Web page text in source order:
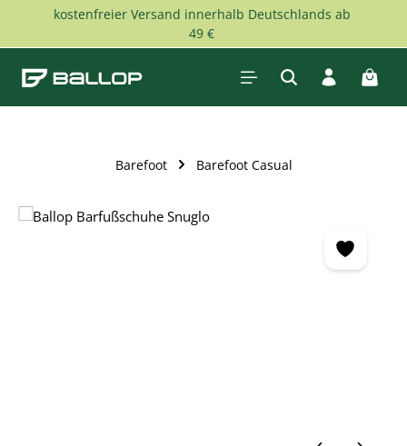
Skip to main content
kostenfreier Versand innerhalb Deutschlands ab
49 €
Barefoot Barefoot Casual
Skip image gallery